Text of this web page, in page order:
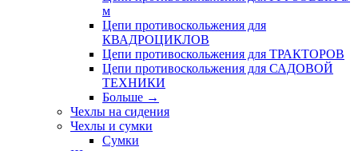
м
Цепи противоскольжения для
КВАДРОЦИКЛОВ
Цепи противоскольжения для ТРАКТОРОВ
Цепи противоскольжения для САДОВОЙ
ТЕХНИКИ
Больше →
Чехлы на сидения
Чехлы и сумки
Сумки